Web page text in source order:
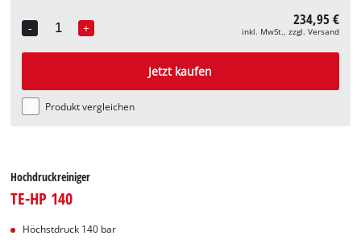
-
Quantity
+ 234,95 €
inkl. MwSt., zzgl. Versand
Jetzt kaufen
Produkt vergleichen
Hochdruckreiniger
TE-HP 140
Höchstdruck 140 bar